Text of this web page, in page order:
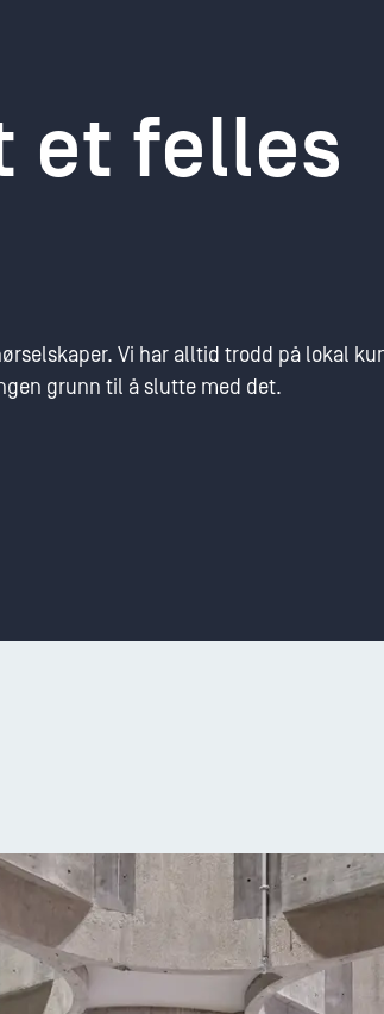
et felles
Vi har alltid trodd på lokal
grunn til å slutte med det.